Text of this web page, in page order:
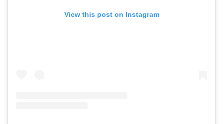
View this post on Instagram